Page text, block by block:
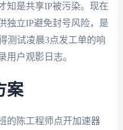
知是共享IP被污染。现在
独立IP避免封号风险，是
测试凌晨3点发工单的响
用户观影日志。
案
的陈工程师点开加速器